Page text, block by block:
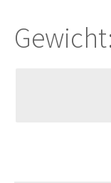
Gewicht: